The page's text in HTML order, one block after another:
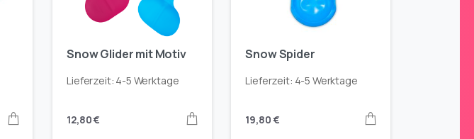
Snow Glider mit Motiv
Lieferzeit: 4-5 Werktage
12,80€
Snow Spider
Lieferzeit: 4-5 Werktage
19,80 €